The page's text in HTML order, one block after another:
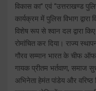
विकास का’’ एवं ‘‘उत्तराखण्ड
कार्यक्रम में पुलिस विभाग
विशेष रूप से श्वान दल द्वारा
रोमांचित कर दिया। राज्य
गौरव सम्मान भारत के चीफ
गायक प्रीतम भर्तवाण, समाज
अभिनेता हेमंत पांडेय और वरिष्ठ